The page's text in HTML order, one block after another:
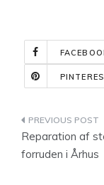
Reparation af
forruden i Århus